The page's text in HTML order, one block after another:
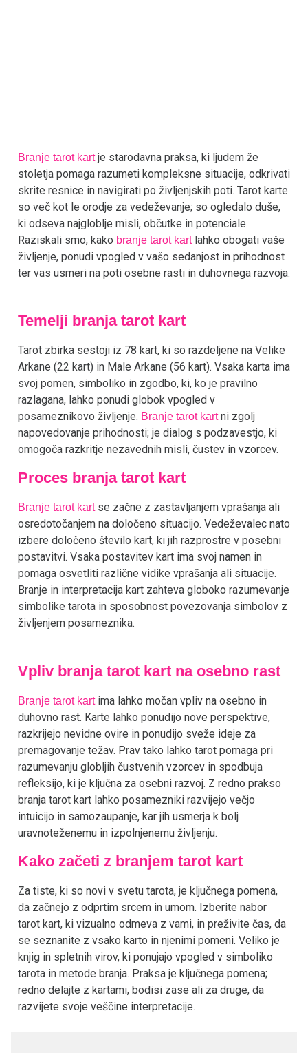
Branje tarot kartje starodavna praksa, ki ljudem že
stoletja pomaga razumeti kompleksne situacije, odkrivati
skrite resnice in navigirati po življenjskih poti. Tarot karte
so več kot le orodje za vedeževanje; so ogledalo duše,
ki odseva najgloblje misli, občutke in potenciale.
Raziskali smo, kako branje tarot kartlahko obogati vaše
življenje, ponudi vpogled v vašo sedanjost in prihodnost
ter vas usmeri na poti osebne rasti in duhovnega razvoja.
Temelji branja tarot kart
Tarot zbirka sestoji iz 78 kart, ki so razdeljene na Velike
Arkane (22 kart) in Male Arkane (56 kart). Vsaka karta ima
svoj pomen, simboliko in zgodbo, ki, ko je pravilno
razlagana, lahko ponudi globok vpogled v
posameznikovo življenje. Branje tarot kartni zgolj
napovedovanje prihodnosti; je dialog s podzavestjo, ki
omogoča razkritje nezavednih misli, čustev in vzorcev.
Proces branja tarot kart
Branje tarot kartse začne z zastavljanjem vprašanja ali
osredotočanjem na določeno situacijo. Vedeževalec nato
izbere določeno število kart, ki jih razprostre v posebni
postavitvi. Vsaka postavitev kart ima svoj namen in
pomaga osvetliti različne vidike vprašanja ali situacije.
Branje in interpretacija kart zahteva globoko razumevanje
simbolike tarota in sposobnost povezovanja simbolov z
življenjem posameznika.
Vpliv branja tarot kart na osebno rast
Branje tarot kartima lahko močan vpliv na osebno in
duhovno rast. Karte lahko ponudijo nove perspektive,
razkrijejo nevidne ovire in ponudijo sveže ideje za
premagovanje težav. Prav tako lahko tarot pomaga pri
razumevanju globljih čustvenih vzorcev in spodbuja
refleksijo, ki je ključna za osebni razvoj. Z redno prakso
branja tarot kart lahko posamezniki razvijejo večjo
intuicijo in samozaupanje, kar jih usmerja k bolj
uravnoteženemu in izpolnjenemu življenju.
Kako začeti z branjem tarot kart
Za tiste, ki so novi v svetu tarota, je ključnega pomena,
da začnejo z odprtim srcem in umom. Izberite nabor
tarot kart, ki vizualno odmeva z vami, in preživite čas, da
se seznanite z vsako karto in njenimi pomeni. Veliko je
knjig in spletnih virov, ki ponujajo vpogled v simboliko
tarota in metode branja. Praksa je ključnega pomena;
redno delajte z kartami, bodisi zase ali za druge, da
razvijete svoje veščine interpretacije.